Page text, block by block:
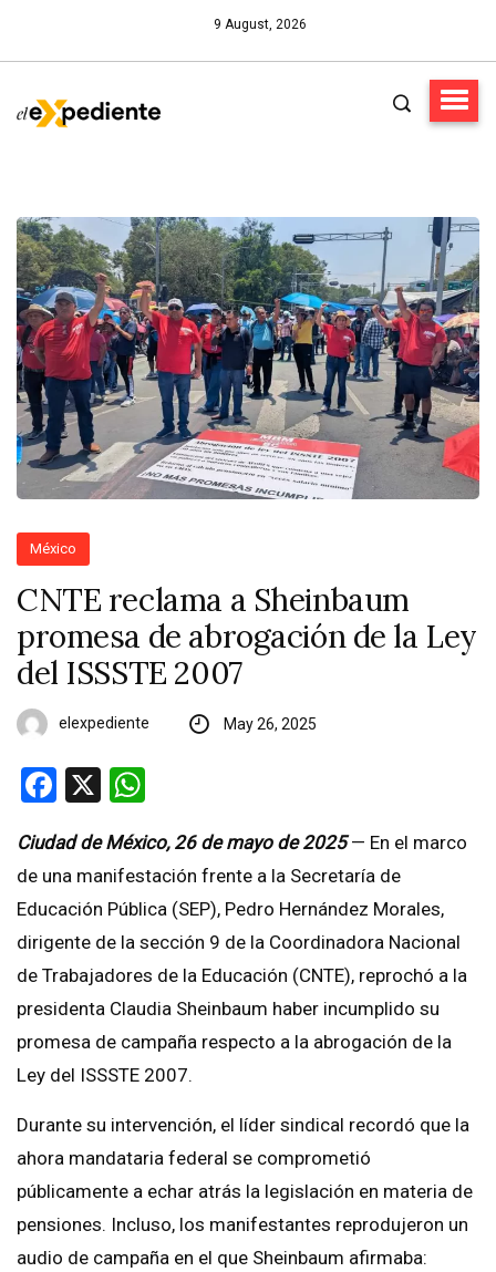
9 August, 2026
México
CNTE reclama a Sheinbaum
promesa de abrogación de la Ley
del ISSSTE 2007
elexpediente May 26, 2025
Facebook
X
Ciudad de México, 26 de mayo de 2025— En el marco
de una manifestación frente a la Secretaría de
Educación Pública (SEP), Pedro Hernández Morales,
dirigente de la sección 9 de la Coordinadora Nacional
de Trabajadores de la Educación (CNTE), reprochó a la
presidenta Claudia Sheinbaum haber incumplido su
promesa de campaña respecto a la abrogación de la
Ley del ISSSTE 2007.
Durante su intervención, el líder sindical recordó que la
ahora mandataria federal se comprometió
públicamente a echar atrás la legislación en materia de
pensiones. Incluso, los manifestantes reprodujeron un
audio de campaña en el que Sheinbaum afirmaba: